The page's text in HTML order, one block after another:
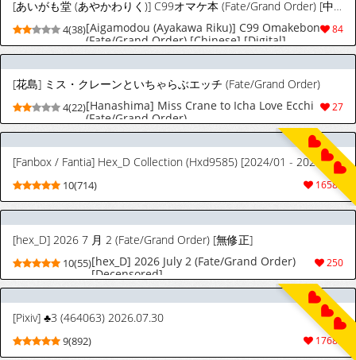
[あいがも堂 (あやかわりく)] C99オマケ本 (Fate/Grand Order) [中国翻訳] [DL版]
84
4(38)[Aigamodou (Ayakawa Riku)] C99 Omakebon
(Fate/Grand Order) [Chinese] [Digital]
[花島] ミス・クレーンといちゃらぶエッチ (Fate/Grand Order)
27
4(22)[Hanashima] Miss Crane to Icha Love Ecchi
(Fate/Grand Order)
[Fanbox / Fantia] Hex_D Collection (Hxd9585) [2024/01 - 2026/07/31]
16583
10(714)
[hex_D] 2026 7 月 2 (Fate/Grand Order) [無修正]
250
10(55)[hex_D] 2026 July 2 (Fate/Grand Order)
[Decensored]
[Pixiv] ♣3 (464063) 2026.07.30
17685
9(892)